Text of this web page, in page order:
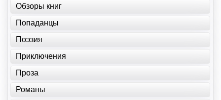
Обзоры книг
Попаданцы
Поэзия
Приключения
Проза
Романы